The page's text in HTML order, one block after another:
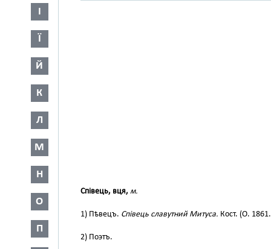
І
Ї
Й
К
Л
М
Н
О
П
Співець, вця, м.
1) Пѣвецъ. Співець славутний Митуса. Кост. (О.
2) Поэтъ.